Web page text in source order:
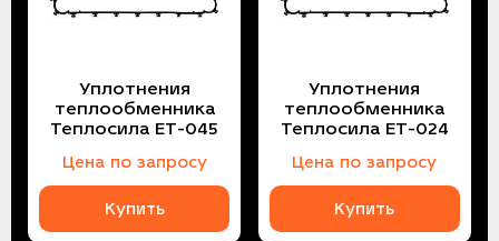
Уплотнения
теплообменника
Теплосила ЕТ-045
Цена по запросу
Купить
Уплотнения
теплообменника
Теплосила ЕТ-024
Цена по запросу
Купить